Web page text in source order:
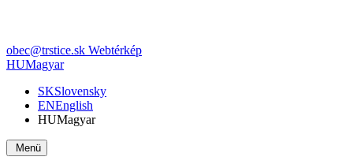
obec@trstice.sk Webtérkép
HUMagyar
SKSlovensky
ENEnglish
HUMagyar
Menü